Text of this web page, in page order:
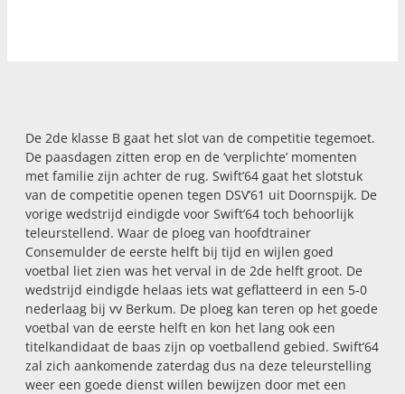
De 2de klasse B gaat het slot van de competitie tegemoet.
De paasdagen zitten erop en de ‘verplichte’ momenten
met familie zijn achter de rug. Swift’64 gaat het slotstuk
van de competitie openen tegen DSV’61 uit Doornspijk. De
vorige wedstrijd eindigde voor Swift’64 toch behoorlijk
teleurstellend. Waar de ploeg van hoofdtrainer
Consemulder de eerste helft bij tijd en wijlen goed
voetbal liet zien was het verval in de 2de helft groot. De
wedstrijd eindigde helaas iets wat geflatteerd in een 5-0
nederlaag bij vv Berkum. De ploeg kan teren op het goede
voetbal van de eerste helft en kon het lang ook een
titelkandidaat de baas zijn op voetballend gebied. Swift’64
zal zich aankomende zaterdag dus na deze teleurstelling
weer een goede dienst willen bewijzen door met een